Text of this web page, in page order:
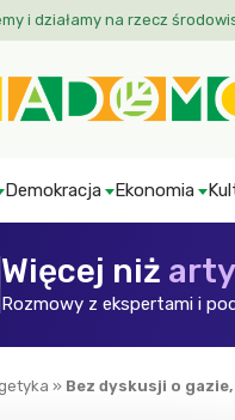
i działamy na rzecz
Demokracja Ekonomia
Więcej niż
Rozmowy z ekspertami i
» Bez dyskusji o